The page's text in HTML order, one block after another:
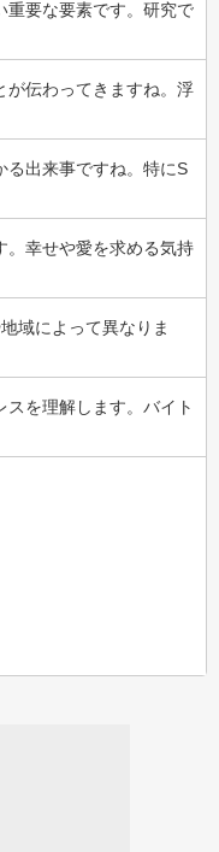
重要な要素です。研究で
が伝わってきますね。浮
る出来事ですね。特にS
。幸せや愛を求める気持
域によって異なりま
スを理解します。バイト